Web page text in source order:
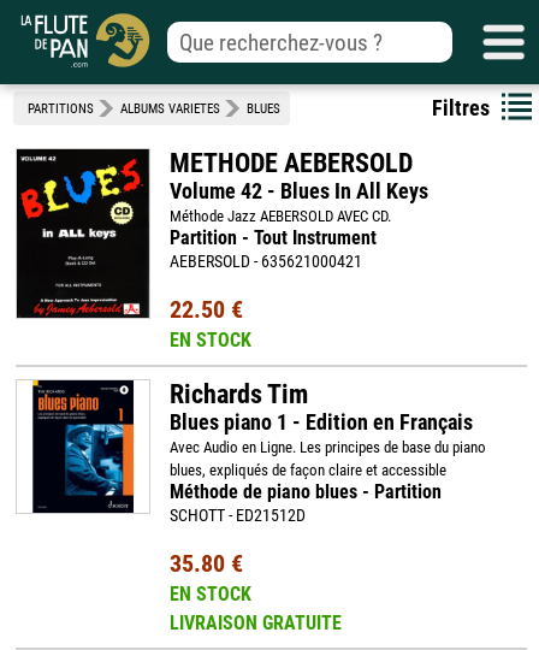
PARTITIONS ALBUMS VARIETES BLUES Filtres
METHODE AEBERSOLD
Volume 42 - Blues In All Keys
Méthode Jazz AEBERSOLD AVEC CD.
Partition - Tout Instrument
AEBERSOLD - 635621000421
22.50 €
EN STOCK
Richards Tim
Blues piano 1 - Edition en Français
Avec Audio en Ligne. Les principes de base du piano
blues, expliqués de façon claire et accessible
Méthode de piano blues - Partition
SCHOTT - ED21512D
35.80 €
EN STOCK
LIVRAISON GRATUITE